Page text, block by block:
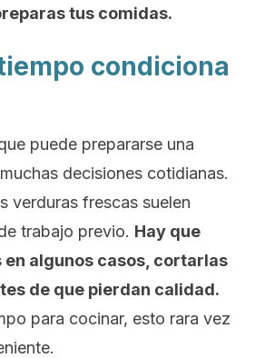
tus comidas.
condiciona
puede prepararse una
decisiones cotidianas.
verduras frescas suelen
trabajo previo. Hay que
algunos casos, cortarlas
de que pierdan calidad.
para cocinar, esto rara vez